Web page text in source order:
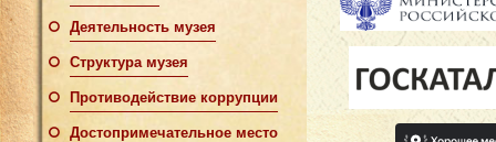
Деятельность музея
Структура музея
Противодействие коррупции
Достопримечательное место